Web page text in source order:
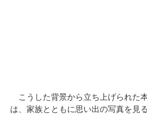
こうした背景から立ち上げられた
は、家族とともに思い出の写真を見